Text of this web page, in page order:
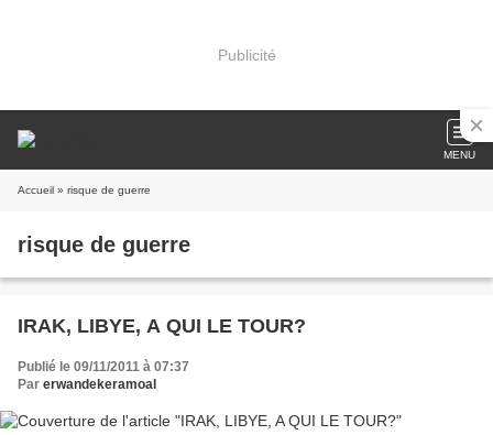
Publicité
MENU
Accueil » risque de guerre
risque de guerre
IRAK, LIBYE, A QUI LE TOUR?
Publié le 09/11/2011 à 07:37
Par erwandekeramoal